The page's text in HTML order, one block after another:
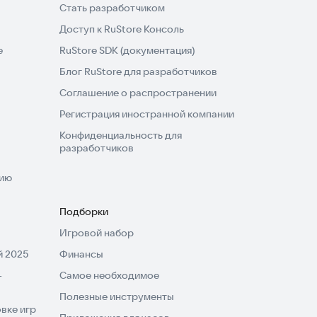
Стать разработчиком
Доступ к RuStore Консоль
RuStore SDK (документация)
Блог RuStore для разработчиков
Соглашение о распространении
Регистрация иностранной компании
Конфиденциальность для
разработчиков
2025
игр
Подборки
Игровой набор
Финансы
Самое необходимое
Полезные инструменты